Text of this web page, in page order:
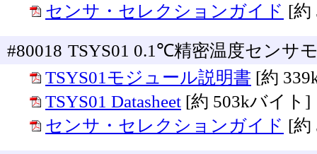
センサ・セレクションガイド [約
#80018 TSYS01 0.1℃精密温度センサ
TSYS01モジュール説明書 [約
TSYS01 Datasheet [約 503kバイト]
センサ・セレクションガイド [約